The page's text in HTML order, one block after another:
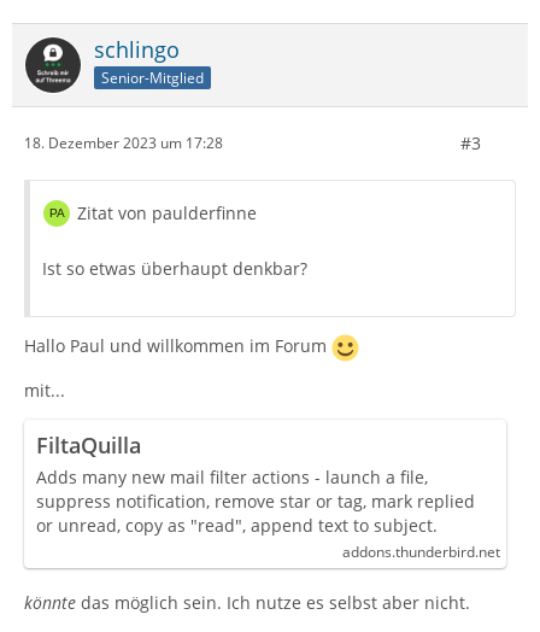
schlingo
Senior-Mitglied
18. Dezember 2023 um 17:28 #3
Zitat von paulderfinne
Ist so etwas überhaupt denkbar?
Hallo Paul und willkommen im Forum
mit...
FiltaQuilla
Adds many new mail filter actions - launch a file,
suppress notification, remove star or tag, mark replied
or unread, copy as "read", append text to subject.
addons.thunderbird.net
könnte das möglich sein. Ich nutze es selbst aber nicht.